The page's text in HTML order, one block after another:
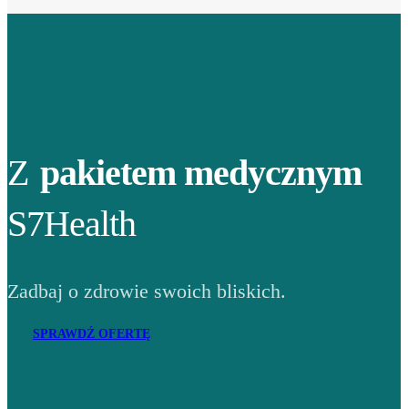
Z pakietem medycznym
S7Health
Zadbaj o zdrowie swoich bliskich.
SPRAWDŹ OFERTĘ